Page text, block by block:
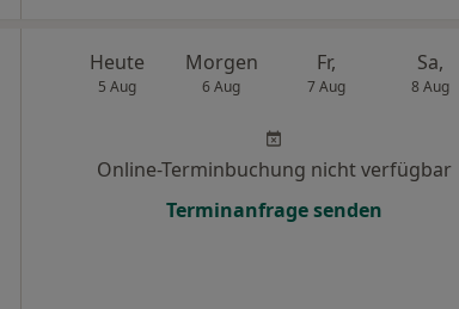
Heute
5 Aug
Morgen
6 Aug
Fr,
7 Aug
Sa,
8 Aug
Online-Terminbuchung nicht verfügbar
Terminanfrage senden